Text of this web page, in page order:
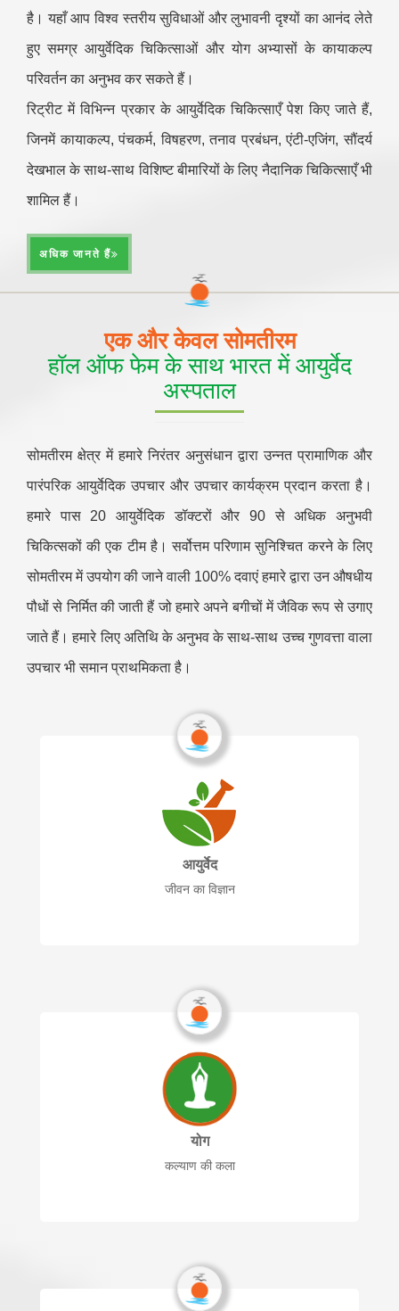
है। यहाँ आप विश्व स्तरीय सुविधाओं और लुभावनी दृश्यों का आनंद लेते
हुए समग्र आयुर्वेदिक चिकित्साओं और योग अभ्यासों के कायाकल्प
परिवर्तन का अनुभव कर सकते हैं।
रिट्रीट में विभिन्न प्रकार के आयुर्वेदिक चिकित्साएँ पेश किए जाते हैं,
जिनमें कायाकल्प, पंचकर्म, विषहरण, तनाव प्रबंधन, एंटी-एजिंग, सौंदर्य
देखभाल के साथ-साथ विशिष्ट बीमारियों के लिए नैदानिक चिकित्साएँ भी
शामिल हैं।
अधिक जानते हैं
एक और केवल सोमतीरम
हॉल ऑफ फेम के साथ भारत में आयुर्वेद
अस्पताल
सोमतीरम क्षेत्र में हमारे निरंतर अनुसंधान द्वारा उन्नत प्रामाणिक और
पारंपरिक आयुर्वेदिक उपचार और उपचार कार्यक्रम प्रदान करता है।
हमारे पास 20 आयुर्वेदिक डॉक्टरों और 90 से अधिक अनुभवी
चिकित्सकों की एक टीम है। सर्वोत्तम परिणाम सुनिश्चित करने के लिए
सोमतीरम में उपयोग की जाने वाली 100% दवाएं हमारे द्वारा उन औषधीय
पौधों से निर्मित की जाती हैं जो हमारे अपने बगीचों में जैविक रूप से उगाए
जाते हैं। हमारे लिए अतिथि के अनुभव के साथ-साथ उच्च गुणवत्ता वाला
उपचार भी समान प्राथमिकता है।
आयुर्वेद
जीवन का विज्ञान
योग
कल्याण की कला